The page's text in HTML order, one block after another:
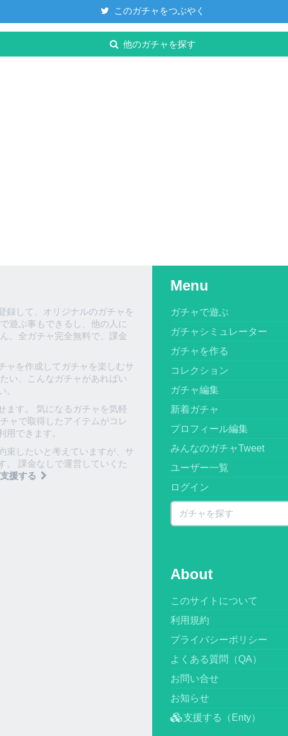
このガチャをつぶやく
他のガチャを探す
録して、オリジナルのガチャを
遊ぶ事もできるし、他の人に
、全ガチャ完全無料で、課金
ャを作成してガチャを楽しむサ
い、こんなガチャがあればい
。
ます。 気になるガチャを気軽
ャで取得したアイテムがコレ
用できます。
束したいと考えていますが、サ
。 課金なしで運営していくた
支援する
Menu
ガチャで遊ぶ
ガチャシミュレーター
ガチャを作る
コレクション
ガチャ編集
新着ガチャ
プロフィール編集
みんなのガチャTweet
ユーザー一覧
ログイン
About
このサイトについて
利用規約
プライバシーポリシー
よくある質問（QA）
お問い合せ
お知らせ
支援する（Enty）